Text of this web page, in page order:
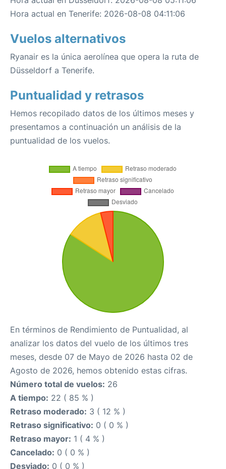
Hora actual en Tenerife: 2026-08-08 04:11:06
Vuelos alternativos
Ryanair es la única aerolínea que opera la ruta de
Düsseldorf a Tenerife.
Puntualidad y retrasos
Hemos recopilado datos de los últimos meses y
presentamos a continuación un análisis de la
puntualidad de los vuelos.
En términos de Rendimiento de Puntualidad, al
analizar los datos del vuelo de los últimos tres
meses, desde 07 de Mayo de 2026 hasta 02 de
Agosto de 2026, hemos obtenido estas cifras.
Número total de vuelos: 26
A tiempo: 22 ( 85 % )
Retraso moderado: 3 ( 12 % )
Retraso significativo: 0 ( 0 % )
Retraso mayor: 1 ( 4 % )
Cancelado: 0 ( 0 % )
Desviado: 0 ( 0 % )